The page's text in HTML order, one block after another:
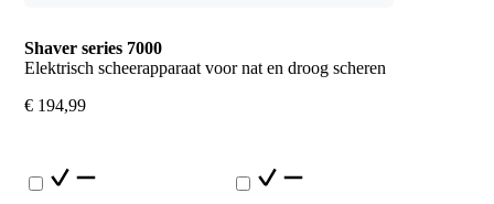
Shaver series 7000
Elektrisch scheerapparaat voor nat en droog scheren
€ 194,99